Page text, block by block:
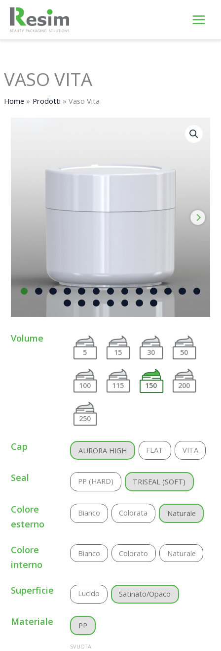
contenuto
VASO VITA
Home Prodotti Vaso Vita
Volume
5 15 30 50
100 115 150 200
250
Cap AURORA HIGH FLAT VITA
Seal PP (HARD) TRISEAL (SOFT)
Colore
esterno
Bianco Colorata Naturale
Colore
interno
Bianco Colorato Naturale
Superficie Lucido Satinato/Opaco
Materiale PP
SVUOTA